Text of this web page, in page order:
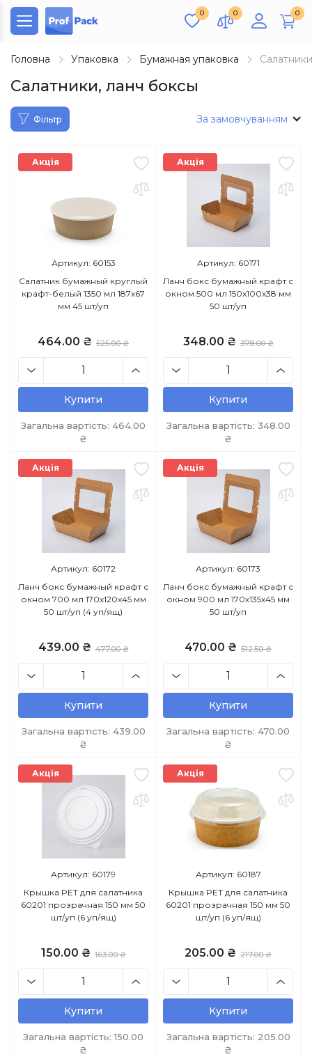
0 0 0
Головна Упаковка Бумажная упаковка
Салатники, ланч боксы
Фільтр За замовчуванням
Акція
Артикул: 60153
Салатник бумажный круглый
крафт-белый 1350 мл 187х67
мм 45 шт/уп
464.00 ₴ 525.00 ₴
Купити
Загальна вартість: 464.00
₴
Акція
Артикул: 60171
Ланч бокс бумажный крафт с
окном 500 мл 150х100х38 мм
50 шт/уп
348.00 ₴ 378.00 ₴
Купити
Загальна вартість: 348.00
₴
Акція
Артикул: 60172
Ланч бокс бумажный крафт с
окном 700 мл 170х120х45 мм
50 шт/уп (4 уп/ящ)
439.00 ₴ 477.00 ₴
Купити
Загальна вартість: 439.00
₴
Акція
Артикул: 60173
Ланч бокс бумажный крафт с
окном 900 мл 170х135х45 мм
50 шт/уп
470.00 ₴ 512.50 ₴
Купити
Загальна вартість: 470.00
₴
Акція
Артикул: 60179
Крышка PET для салатника
60201 прозрачная 150 мм 50
шт/уп (6 уп/ящ)
150.00 ₴ 163.00 ₴
Купити
Загальна вартість:150.00
₴
Акція
Артикул: 60187
Крышка PET для салатника
60201 прозрачная 150 мм 50
шт/уп (6 уп/ящ)
205.00 ₴ 217.00 ₴
Купити
Загальна вартість: 205.00
₴